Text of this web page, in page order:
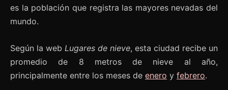
es la población que registra las mayores nevadas del
mundo.
Según la web Lugares de nieve, esta ciudad recibe un
promedio de 8 metros de nieve al año,
principalmente entre los meses de enero y febrero.